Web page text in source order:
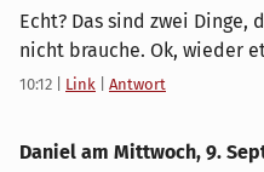
Echt? Das sind zwei
nicht brauche. Ok, wieder
10:12 Link Antwort
Daniel am Mittwoch, 9.